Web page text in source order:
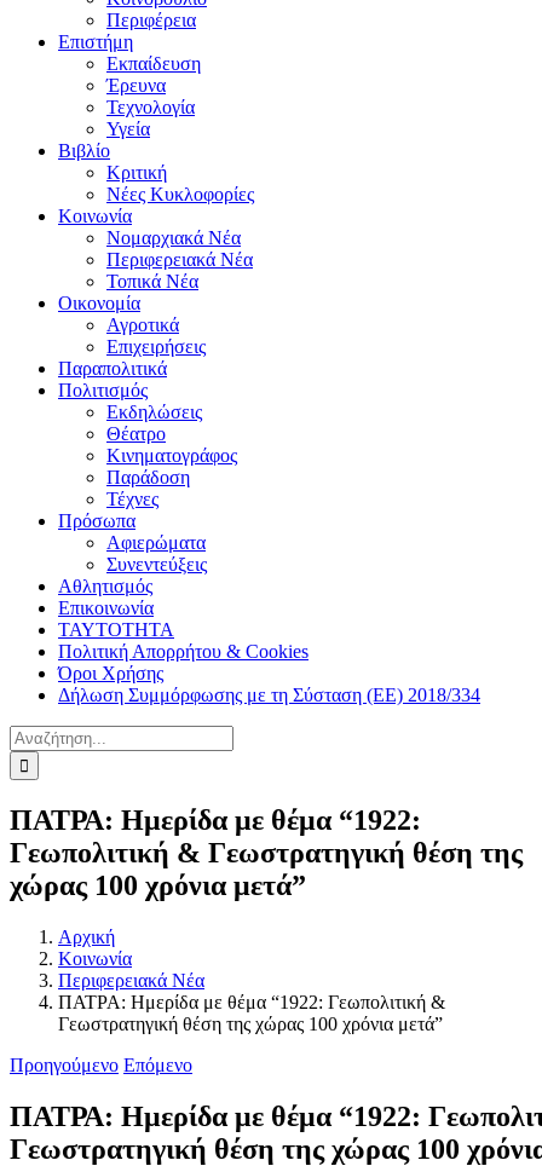
Περιφέρεια
Επιστήμη
Εκπαίδευση
Έρευνα
Τεχνολογία
Υγεία
Βιβλίο
Κριτική
Νέες Κυκλοφορίες
Κοινωνία
Νομαρχιακά Νέα
Περιφερειακά Νέα
Τοπικά Νέα
Οικονομία
Αγροτικά
Επιχειρήσεις
Παραπολιτικά
Πολιτισμός
Εκδηλώσεις
Θέατρο
Κινηματογράφος
Παράδοση
Τέχνες
Πρόσωπα
Αφιερώματα
Συνεντεύξεις
Αθλητισμός
Επικοινωνία
ΤΑΥΤΟΤΗΤΑ
Πολιτική Απορρήτου & Cookies
Όροι Χρήσης
Δήλωση Συμμόρφωσης με τη Σύσταση (ΕΕ) 2018/334
Αναζήτηση
για:
ΠΑΤΡΑ: Ημερίδα με θέμα “1922:
Γεωπολιτική & Γεωστρατηγική θέση της
χώρας 100 χρόνια μετά”
Αρχική
Κοινωνία
Περιφερειακά Νέα
ΠΑΤΡΑ: Ημερίδα με θέμα “1922: Γεωπολιτική &
Γεωστρατηγική θέση της χώρας 100 χρόνια μετά”
Προηγούμενο Επόμενο
ΠΑΤΡΑ: Ημερίδα με θέμα “1922:
Γεωστρατηγική θέση της χώρας 100